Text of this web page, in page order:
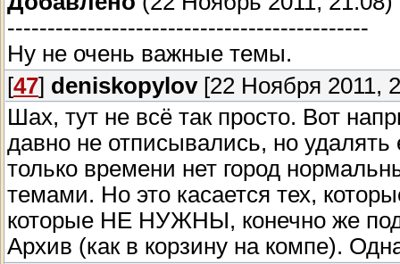
---------------------------------------------
Ну не очень важные темы.
[47] deniskopylov[22 Ноября 2011,
Шах, тут не всё так просто. Вот
давно не отписывались, но
только времени нет город
темами. Но это касается тех,
которые НЕ НУЖНЫ, конечно же
Архив (как в корзину на компе).